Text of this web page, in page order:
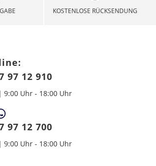
KOSTENLOSE RÜCKSENDUNG
97 12 910
Uhr - 18:00 Uhr
97 12 700
Uhr - 18:00 Uhr